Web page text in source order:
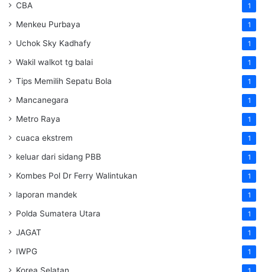
CBA 1
Menkeu Purbaya 1
Uchok Sky Kadhafy 1
Wakil walkot tg balai 1
Tips Memilih Sepatu Bola 1
Mancanegara 1
Metro Raya 1
cuaca ekstrem 1
keluar dari sidang PBB 1
Kombes Pol Dr Ferry Walintukan 1
laporan mandek 1
Polda Sumatera Utara 1
JAGAT 1
IWPG 1